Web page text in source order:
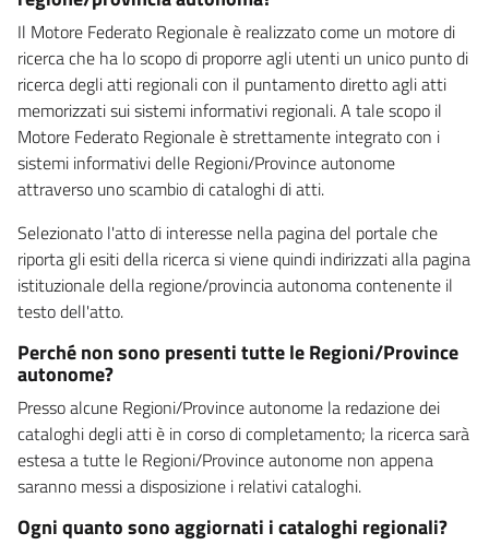
Il Motore Federato Regionale è realizzato come un motore di
ricerca che ha lo scopo di proporre agli utenti un unico punto di
ricerca degli atti regionali con il puntamento diretto agli atti
memorizzati sui sistemi informativi regionali. A tale scopo il
Motore Federato Regionale è strettamente integrato con i
sistemi informativi delle Regioni/Province autonome
attraverso uno scambio di cataloghi di atti.
Selezionato l'atto di interesse nella pagina del portale che
riporta gli esiti della ricerca si viene quindi indirizzati alla pagina
istituzionale della regione/provincia autonoma contenente il
testo dell'atto.
Perché non sono presenti tutte le Regioni/Province
autonome?
Presso alcune Regioni/Province autonome la redazione dei
cataloghi degli atti è in corso di completamento; la ricerca sarà
estesa a tutte le Regioni/Province autonome non appena
saranno messi a disposizione i relativi cataloghi.
Ogni quanto sono aggiornati i cataloghi regionali?